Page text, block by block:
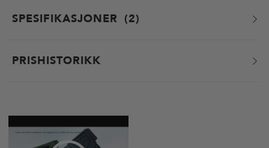
SPESIFIKASJONER 2
PRISHISTORIKK